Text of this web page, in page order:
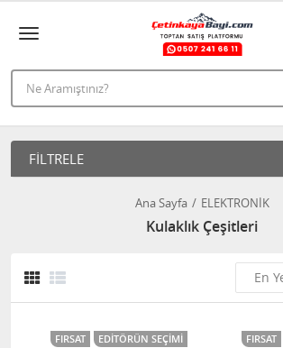
FILTRELE
Ana Sayfa ELEKTRONİK
Kulaklık Çeşitleri
FIRSAT EDITÖRÜN SEÇIMI FIRSAT